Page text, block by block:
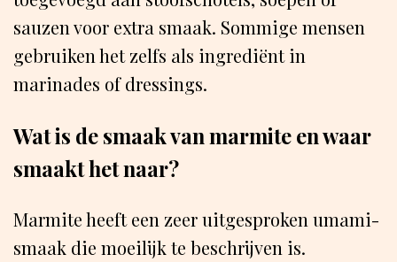
sauzen voor extra smaak. Sommige mensen
gebruiken het zelfs als ingrediënt in
marinades of dressings.
Wat is de smaak van marmite en waar
smaakt het naar?
Marmite heeft een zeer uitgesproken umami-
smaak die moeilijk te beschrijven is.